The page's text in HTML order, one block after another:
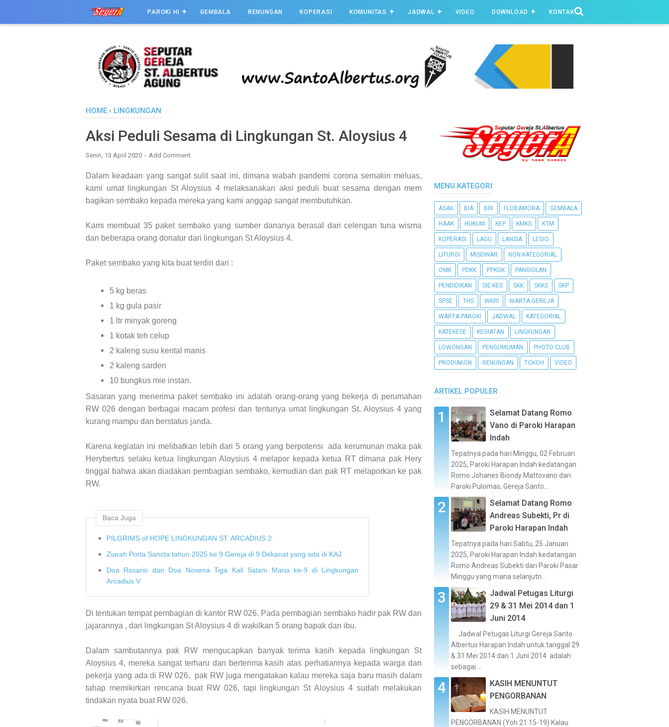
PAROKI HI GEMBALA RENUNGAN KOPERASI KOMUNITAS JADWAL VIDEO DOWNLOAD KONTAK
HOME › LINGKUNGAN
Aksi Peduli Sesama di Lingkungan St. Aloysius 4
Senin, 13 April 2020 Add Comment
Dalam keadaan yang sangat sulit saat ini, dimana wabah pandemi corona semakin meluas,
kami umat lingkungan St Aloysius 4 melaksanakan aksi peduli buat sesama dengan mem
bagikan sembako kepada mereka yang kami anggap sangat membutuhkan.
Kami membuat 35 paket sembako yang sumber dananya berasal dari celengan tuna wisma
dan beberapa orang donatur dari lingkungan St Aloysius 4.
Paket sembako yang kita buat terdiri dari :
5 kg beras
1 kg gula pasir
1 ltr minyak goreng
1 kotak teh celup
2 kaleng susu kental manis
2 kaleng sarden
10 bungkus mie instan.
Sasaran yang menerima paket sembako ini adalah orang-orang yang bekerja di perumahan
RW 026 dengan berbagai macam profesi dan tentunya umat lingkungan St. Aloysius 4 yang
kurang mampu dan berstatus janda.
Karena kegiatan ini melibatkan lebih dari 5 orang yang berpotensi ada kerumunan maka pak
Herybertus selaku ketua lingkungan Aloysius 4 melapor kepada ketua RT dimana pak Hery
tinggal bahwa akan diadakan pembagian sembako, kemudian dari pak RT melaporkan ke pak
RW.
Baca Juga
PILGRIMS of HOPE LINGKUNGAN ST. ARCADIUS 2
Ziarah Porta Sancta tahun 2025 ke 9 Gereja di 9 Dekanat yang ada di KAJ
Doa Rosario dan Doa Novena Tiga Kali Salam Maria ke-9 di Lingkungan
Arcadius V
Di tentukan tempat pembagian di kantor RW 026. Pada pembagian sembako hadir pak RW dan
jajarannya , dari lingkungan St Aloysius 4 di wakilkan 5 orang bapak dan ibu.
Dalam sambutannya pak RW mengucapkan banyak terima kasih kepada lingkungan St
Aloysius 4, mereka sangat terharu dan berterima kasih atas perhatiannya kepada warga dan
pekerja yang ada di RW 026, pak RW juga mengatakan kalau mereka saja baru masih dalam
tahap memikirkan rencana buat RW 026, tapi lingkungan St Aloysius 4 sudah melakukan
tindakan nyata buat RW 026.
MENU KATEGORI
ASAK BIA BIR FLOBAMORA GEMBALA
HAAK HUKUM KEP KMKS KTM
KOPERASI LAGU LANSIA LEGIO
LITURGI MISDINAR NON KATEGORIAL
OMK PDKK PPKGK PANGGILAN
PENDIDIKAN SIE KES SKK SKKS SKP
SPSE THS WKRI WARTA GEREJA
WARTA PAROKI JADWAL KATEGORIAL
KATEKESE KEGIATAN LINGKUNGAN
LOWONGAN PENGUMUMAN PHOTO CLUB
PRODIAKON RENUNGAN TOKOH VIDEO
ARTIKEL POPULER
Selamat Datang Romo
Vano di Paroki Harapan
Indah
Tepatnya pada hari Minggu, 02 Februari
2025, Paroki Harapan Indah kedatangan
Romo Johanes Biondy Mattovano dari
Paroki Pulomas, Gereja Santo...
Selamat Datang Romo
Andreas Subekti, Pr di
Paroki Harapan Indah
Tepatnya pada hari Sabtu, 25 Januari
2025, Paroki Harapan Indah kedatangan
Romo Andreas Subekti dari Paroki Pasar
Minggu yang mana selanjutn...
Jadwal Petugas Liturgi
29 & 31 Mei 2014 dan 1
Juni 2014
Jadwal Petugas Liturgi Gereja Santo
Albertus Harapan Indah untuk tanggal 29
& 31 Mei 2014 dan 1 Juni 2014 adalah
sebagai ...
KASIH MENUNTUT
PENGORBANAN
KASIH MENUNTUT
PENGORBANAN (Yoh 21:15-19) Kalau